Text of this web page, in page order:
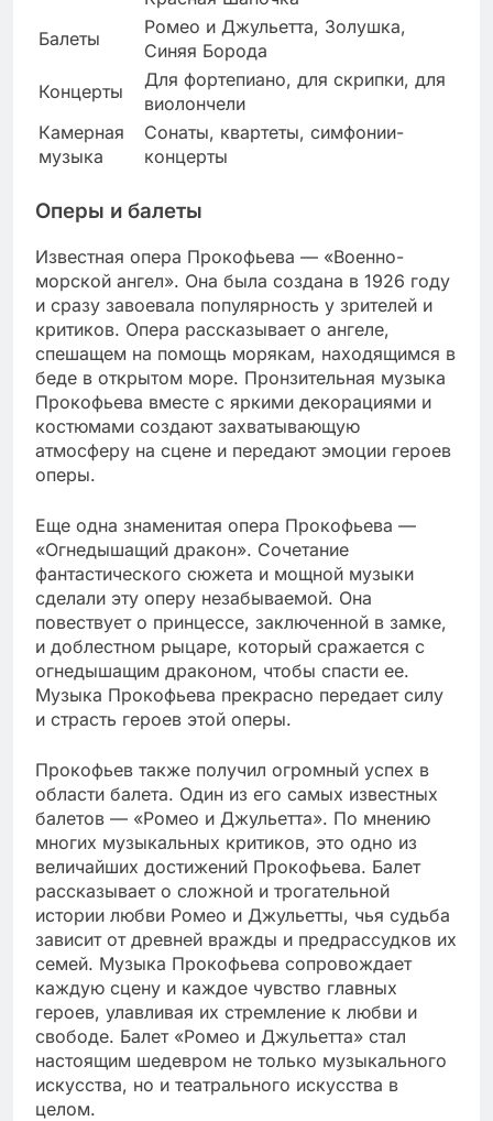
Балеты
Ромео и Джульетта, Золушка,
Синяя Борода
Концерты
Для фортепиано, для скрипки, для
виолончели
Камерная
музыка
Сонаты, квартеты, симфонии-
концерты
Оперы и балеты
Известная опера Прокофьева — «Военно-
морской ангел». Она была создана в 1926 году
и сразу завоевала популярность у зрителей и
критиков. Опера рассказывает о ангеле,
спешащем на помощь морякам, находящимся в
беде в открытом море. Пронзительная музыка
Прокофьева вместе с яркими декорациями и
костюмами создают захватывающую
атмосферу на сцене и передают эмоции героев
оперы.
Еще одна знаменитая опера Прокофьева —
«Огнедышащий дракон». Сочетание
фантастического сюжета и мощной музыки
сделали эту оперу незабываемой. Она
повествует о принцессе, заключенной в замке,
и доблестном рыцаре, который сражается с
огнедышащим драконом, чтобы спасти ее.
Музыка Прокофьева прекрасно передает силу
и страсть героев этой оперы.
Прокофьев также получил огромный успех в
области балета. Один из его самых известных
балетов — «Ромео и Джульетта». По мнению
многих музыкальных критиков, это одно из
величайших достижений Прокофьева. Балет
рассказывает о сложной и трогательной
истории любви Ромео и Джульетты, чья судьба
зависит от древней вражды и предрассудков их
семей. Музыка Прокофьева сопровождает
каждую сцену и каждое чувство главных
героев, улавливая их стремление к любви и
свободе. Балет «Ромео и Джульетта» стал
настоящим шедевром не только музыкального
искусства, но и театрального искусства в
целом.